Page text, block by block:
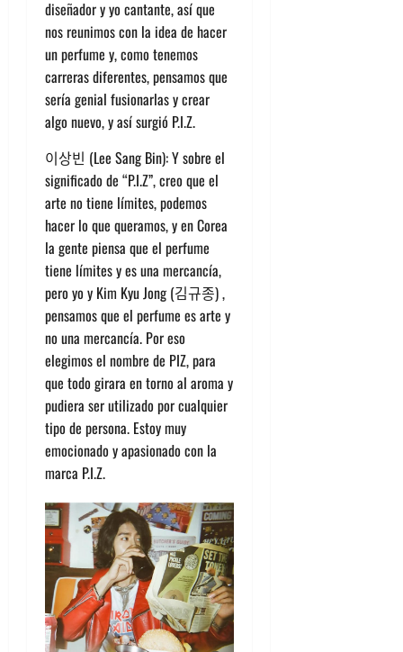
diseñador y yo cantante, así que
nos reunimos con la idea de hacer
un perfume y, como tenemos
carreras diferentes, pensamos que
sería genial fusionarlas y crear
algo nuevo, y así surgió P.I.Z.
이상빈 (Lee Sang Bin): Y sobre el
significado de “P.I.Z”, creo que el
arte no tiene límites, podemos
hacer lo que queramos, y en Corea
la gente piensa que el perfume
tiene límites y es una mercancía,
pero yo y Kim Kyu Jong (김규종) ,
pensamos que el perfume es arte y
no una mercancía. Por eso
elegimos el nombre de PIZ, para
que todo girara en torno al aroma y
pudiera ser utilizado por cualquier
tipo de persona. Estoy muy
emocionado y apasionado con la
marca P.I.Z.